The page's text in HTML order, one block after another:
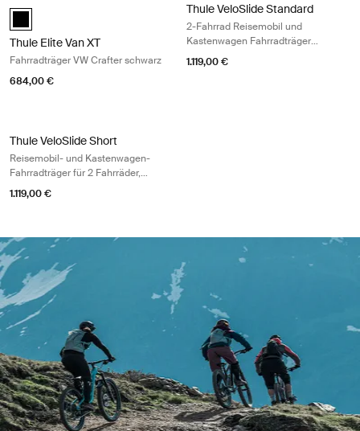
Thule Elite Van XT VW Crafter Schwarz (selected)
Thule Elite Van XT
Fahrradträger VW Crafter schwarz
684,00 €
Thule VeloSlide Standard
2-Fahrrad Reisemobil und
Kastenwagen Fahrradträger
anodised gray/black
1.119,00 €
Thule VeloSlide Short
Reisemobil- und Kastenwagen-
Fahrradträger für 2 Fahrräder,
eloxiert grau/schwarz
1.119,00 €